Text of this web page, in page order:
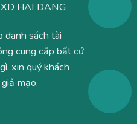
HAI DANG
danh sách tài
cung cấp bất cứ
xin quý khách
mạo.